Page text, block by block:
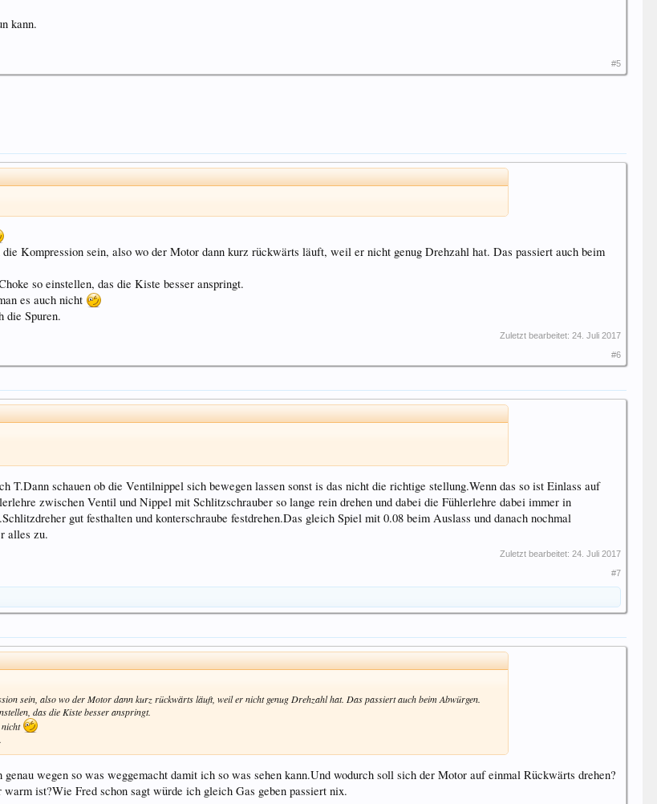
kann.
#5
Kompression sein, also wo der Motor dann kurz rückwärts läuft, weil er nicht genug Drehzahl hat. Das passiert auch beim
so einstellen, das die Kiste besser anspringt.
es auch nicht
die Spuren.
Zuletzt bearbeitet: 24. Juli 2017
#6
T.Dann schauen ob die Ventilnippel sich bewegen lassen sonst is das nicht die richtige stellung.Wenn das so ist Einlass auf
zwischen Ventil und Nippel mit Schlitzschrauber so lange rein drehen und dabei die Fühlerlehre dabei immer in
gut festhalten und konterschraube festdrehen.Das gleich Spiel mit 0.08 beim Auslass und danach nochmal
alles zu.
Zuletzt bearbeitet: 24. Juli 2017
#7
sein, also wo der Motor dann kurz rückwärts läuft, weil er nicht genug Drehzahl hat. Das passiert auch beim Abwürgen.
das die Kiste besser anspringt.
nicht
wegen so was weggemacht damit ich so was sehen kann.Und wodurch soll sich der Motor auf einmal Rückwärts drehen?
ist?Wie Fred schon sagt würde ich gleich Gas geben passiert nix.